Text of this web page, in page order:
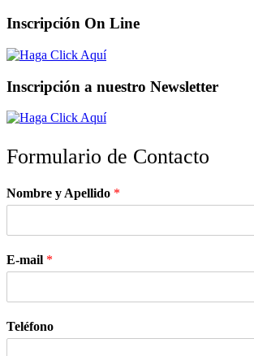
Inscripción On Line
Inscripción a nuestro Newsletter
Formulario de Contacto
Nombre y Apellido *
E-mail *
Teléfono